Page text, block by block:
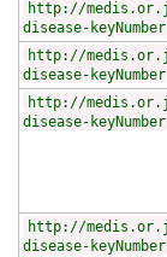
http://
disease-keyNumber
http://
disease-keyNumber
http://
disease-keyNumber
http://
disease-keyNumber